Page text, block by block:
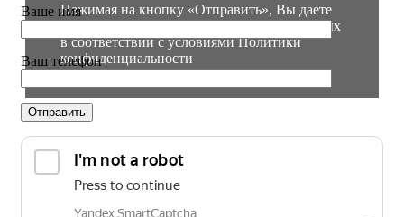
Нажимая на кнопку «Отправить», Вы даете
согласие на обработку персональных данных
в соответствии с условиямиПолитики
конфиденциальности
Ваше имя
Ваш телефон